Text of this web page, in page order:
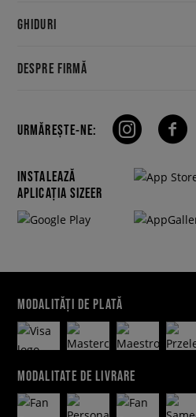
GHIDURI
DESPRE FIRMĂ
URMĂREȘTE-NE:
INSTALEAZĂ
APLICAȚIA SIZEER
MODALITĂȚI DE PLATĂ
MODALITATE DE LIVRARE